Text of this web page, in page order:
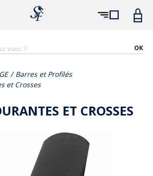
OK
/ Barres et Profilés
et Crosses
ET CROSSES